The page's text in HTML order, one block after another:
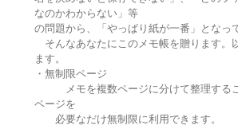
なのかわからない」等
の問題から、「やっぱり紙が一番」となっ
そんなあなたにこのメモ帳を贈ります。
ます。
・無制限ページ
メモを複数ページに分けて整理するこ
ページを
必要なだけ無制限に利用できます。